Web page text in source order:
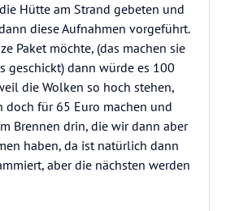
Hütte am Strand gebeten und
diese Aufnahmen vorgeführt.
Paket möchte, (das machen sie
geschickt) dann würde es 100
die Wolken so hoch stehen,
doch für 65 Euro machen und
Brennen drin, die wir dann aber
haben, da ist natürlich dann
aber die nächsten werden